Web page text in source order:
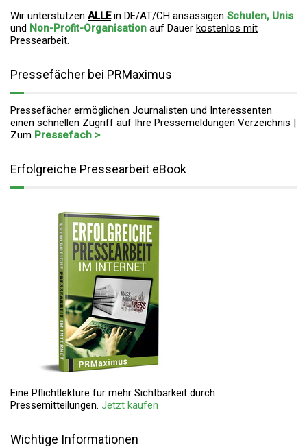
Wir unterstützen ALLEin DE/AT/CH ansässigen Schulen, Unis
und Non-Profit-Organisation auf Dauer kostenlos mit
Pressearbeit.
Pressefächer bei PRMaximus
Pressefächer ermöglichen Journalisten und Interessenten
einen schnellen Zugriff auf Ihre Pressemeldungen Verzeichnis |
Zum Pressefach >
Erfolgreiche Pressearbeit eBook
Eine Pflichtlektüre für mehr Sichtbarkeit durch
Pressemitteilungen. Jetzt kaufen
Wichtige Informationen